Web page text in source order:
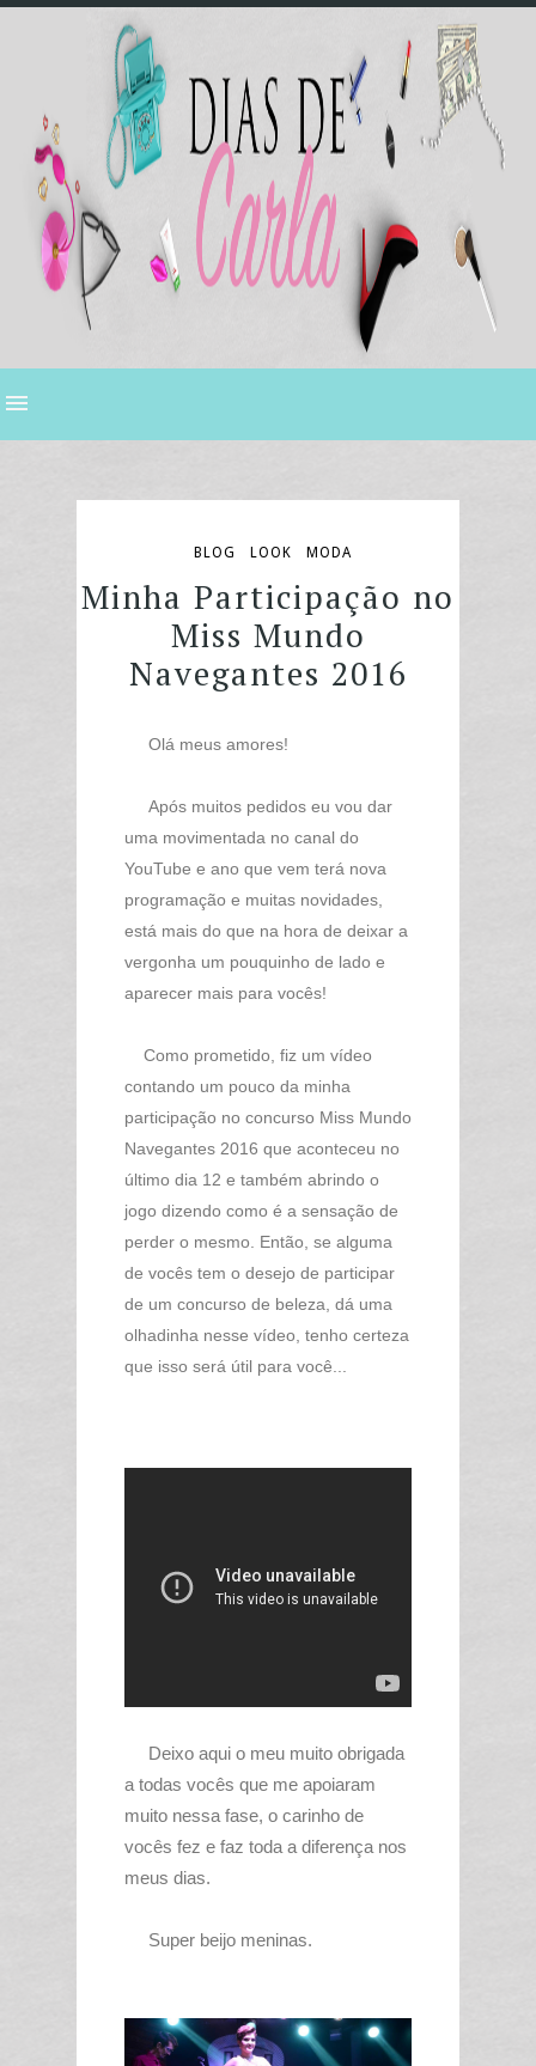
BLOG LOOK MODA
Minha Participação no
Miss Mundo
Navegantes 2016
Olá meus amores!
Após muitos pedidos eu vou dar
uma movimentada no canal do
YouTube e ano que vem terá nova
programação e muitas novidades,
está mais do que na hora de deixar a
vergonha um pouquinho de lado e
aparecer mais para vocês!
Como prometido, fiz um vídeo
contando um pouco da minha
participação no concurso Miss Mundo
Navegantes 2016 que aconteceu no
último dia 12 e também abrindo o
jogo dizendo como é a sensação de
perder o mesmo. Então, se alguma
de vocês tem o desejo de participar
de um concurso de beleza, dá uma
olhadinha nesse vídeo, tenho certeza
que isso será útil para você...
Deixo aqui o meu muito obrigada
a todas vocês que me apoiaram
muito nessa fase, o carinho de
vocês fez e faz toda a diferença nos
meus dias.
Super beijo meninas.